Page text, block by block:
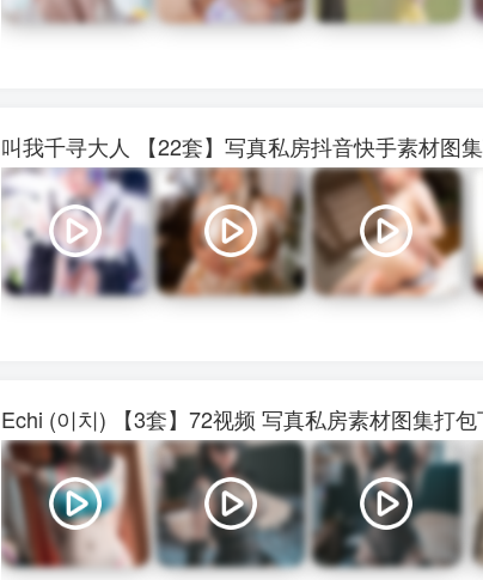
叫我千寻大人 【22套】写真私房抖音快手素材图
Echi (이치) 【3套】72视频 写真私房素材图集打